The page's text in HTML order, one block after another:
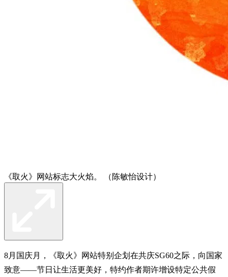
《取火》网站标志大火焰。 （陈敏怡设计）
8月国庆月，《取火》网站特别企划在共庆SG60之际，向国家
致意——节日让生活更美好，特约作者期许增设特定公共假